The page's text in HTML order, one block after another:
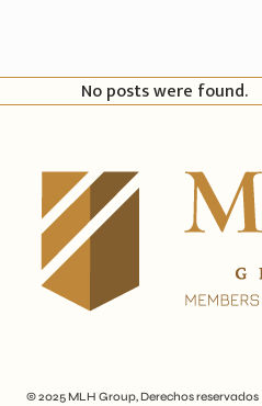
No posts were found.
© 2025MLH Group, Derechos reservados